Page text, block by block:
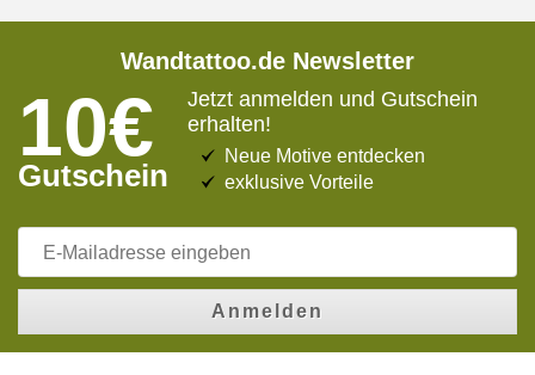
Wandtattoo.de Newsletter
10€
Gutschein
Jetzt anmelden und Gutschein
erhalten!
Neue Motive entdecken
exklusive Vorteile
Anmelden